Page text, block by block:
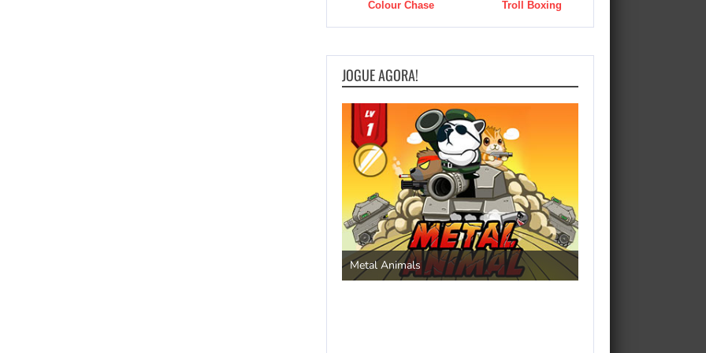
Colour Chase Troll Boxing
JOGUE AGORA!
Metal Animals